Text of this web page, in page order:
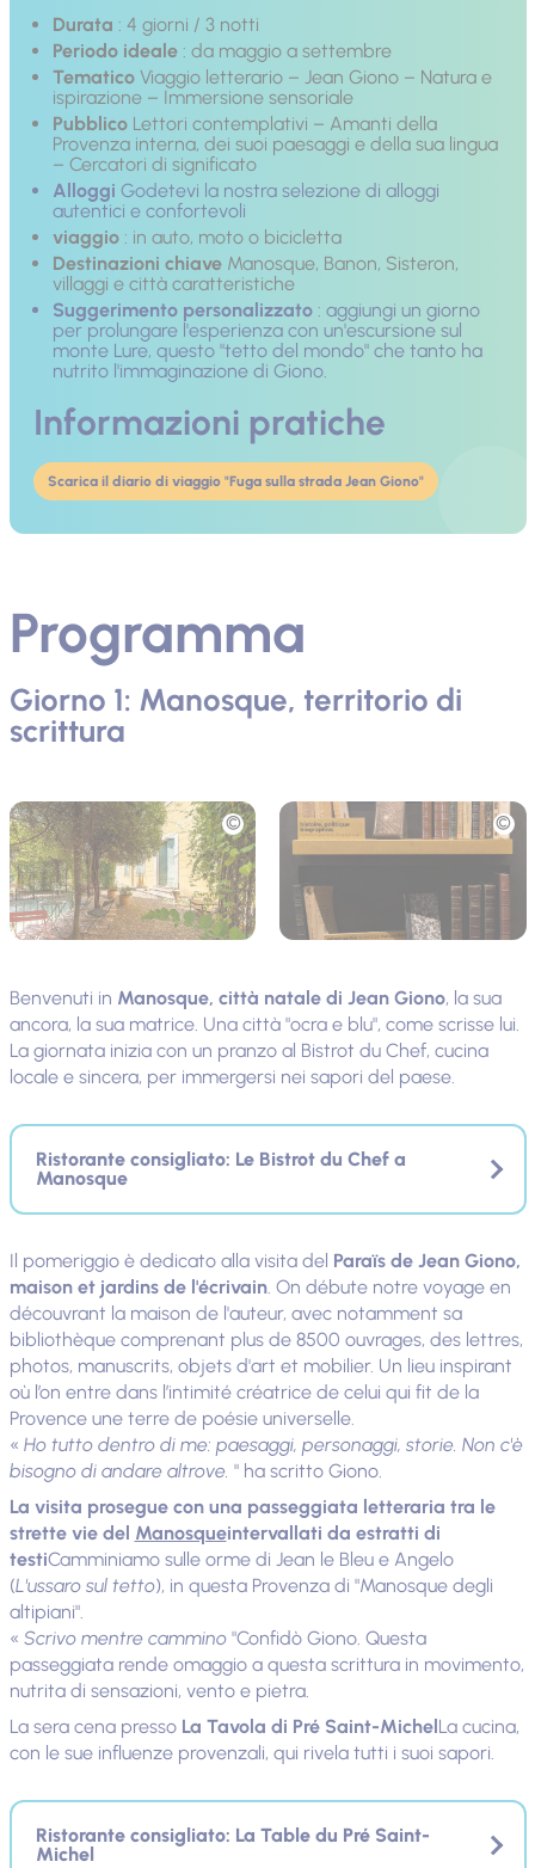
Durata : 4 giorni / 3 notti
Periodo ideale: da maggio a settembre
Tematico Viaggio letterario – Jean Giono – Natura e
ispirazione – Immersione sensoriale
Pubblico Lettori contemplativi – Amanti della
Provenza interna, dei suoi paesaggi e della sua lingua
– Cercatori di significato
Alloggi Godetevi la nostra selezione di alloggi
autentici e confortevoli
viaggio : in auto, moto o bicicletta
Destinazioni chiaveManosque, Banon, Sisteron,
villaggi e città caratteristiche
Suggerimento personalizzato: aggiungi un giorno
per prolungare l'esperienza con un'escursione sul
monte Lure, questo "tetto del mondo" che tanto ha
nutrito l'immaginazione di Giono.
Informazioni pratiche
Scarica il diario di viaggio "Fuga sulla strada Jean Giono"
Programma
Giorno 1: Manosque, territorio di
scrittura
Foto Foto
Benvenuti in Manosque, città natale di Jean Giono, la sua
ancora, la sua matrice. Una città "ocra e blu", come scrisse lui.
La giornata inizia con un pranzo al Bistrot du Chef, cucina
locale e sincera, per immergersi nei sapori del paese.
Ristorante consigliato: Le Bistrot du Chef a
Manosque
Il pomeriggio è dedicato alla visita del Paraïs de Jean Giono,
maison et jardins de l'écrivain. On débute notre voyage en
découvrant la maison de l'auteur, avec notamment sa
bibliothèque comprenant plus de 8500 ouvrages, des lettres,
photos, manuscrits, objets d'art et mobilier. Un lieu inspirant
où l’on entre dans l’intimité créatrice de celui qui fit de la
Provence une terre de poésie universelle.
« Ho tutto dentro di me: paesaggi, personaggi, storie. Non c'è
bisogno di andare altrove. " ha scritto Giono.
La visita prosegue con una passeggiata letteraria tra le
strette vie del Manosqueintervallati da estratti di
testiCamminiamo sulle orme di Jean le Bleu e Angelo
(L'ussaro sul tetto), in questa Provenza di "Manosque degli
altipiani".
« Scrivo mentre cammino "Confidò Giono. Questa
passeggiata rende omaggio a questa scrittura in movimento,
nutrita di sensazioni, vento e pietra.
La sera cena presso La Tavola di Pré Saint-MichelLa cucina,
con le sue influenze provenzali, qui rivela tutti i suoi sapori.
Ristorante consigliato: La Table du Pré Saint-
Michel